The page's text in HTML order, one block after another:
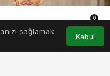
sağlamak
Kabul
Bildirimler
0